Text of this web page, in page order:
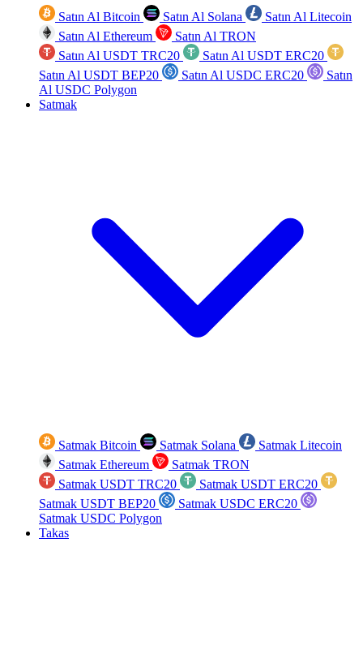
Satın Al Bitcoin Satın Al Solana
Satın Al Litecoin
Satın Al Ethereum
Satın Al TRON
Satın Al USDT TRC20
Satın Al USDT ERC20
Satın Al USDT BEP20
Satın Al USDC ERC20
Satın
Al USDC Polygon
Satmak
Satmak Bitcoin Satmak Solana
Satmak Litecoin
Satmak Ethereum
Satmak TRON
Satmak USDT TRC20
Satmak USDT ERC20
Satmak USDT BEP20
Satmak USDC ERC20
Satmak USDC Polygon
Takas